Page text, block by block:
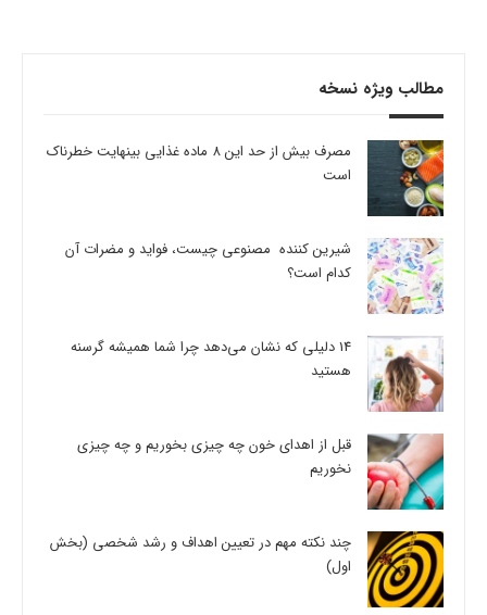
مطالب ویژه نسخه
مصرف بیش از حد این 8 ماده غذایی بینهایت خطرناک
است
شیرین کننده مصنوعی چیست، فواید و مضرات آن
کدام است؟
14 دلیلی که نشان می‌دهد چرا شما همیشه گرسنه
هستید
قبل از اهدای خون چه چیزی بخوریم و چه چیزی
نخوریم
چند نکته مهم در تعیین اهداف و رشد شخصی (بخش
اول)